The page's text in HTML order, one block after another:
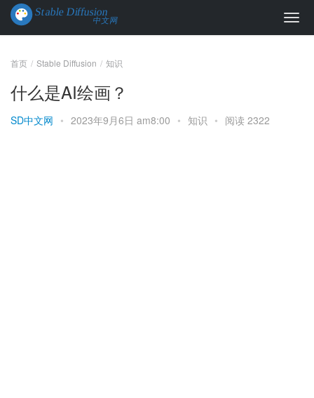
首页 Stable Diffusion 知识
什么是AI绘画？
SD中文网 • 2023年9月6日 am8:00 • 知识 • 阅读 2322